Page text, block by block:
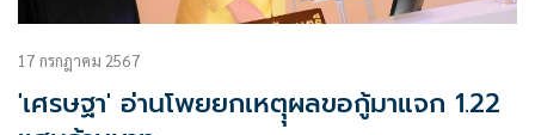
17 กรกฎาคม 2567
'เศรษฐา' อ่านโพยยกเหตุุผลขอกู้มาแจก 1.22